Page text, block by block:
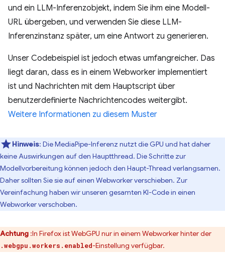
und ein LLM-Inferenzobjekt, indem Sie ihm eine Modell-
URL übergeben, und verwenden Sie diese LLM-
Inferenzinstanz später, um eine Antwort zu generieren.
Unser Codebeispiel ist jedoch etwas umfangreicher. Das
liegt daran, dass es in einem Webworker implementiert
ist und Nachrichten mit dem Hauptscript über
benutzerdefinierte Nachrichtencodes weitergibt.
Weitere Informationen zu diesem Muster
Hinweis: Die MediaPipe-Inferenz nutzt die GPU und hat daher
keine Auswirkungen auf den Hauptthread. Die Schritte zur
Modellvorbereitung können jedoch den Haupt-Thread verlangsamen.
Daher sollten Sie sie auf einen Webworker verschieben. Zur
Vereinfachung haben wir unseren gesamten KI-Code in einen
Webworker verschoben.
Achtung :In Firefox ist WebGPU nur in einem Webworker hinter der
-Einstellung verfügbar.